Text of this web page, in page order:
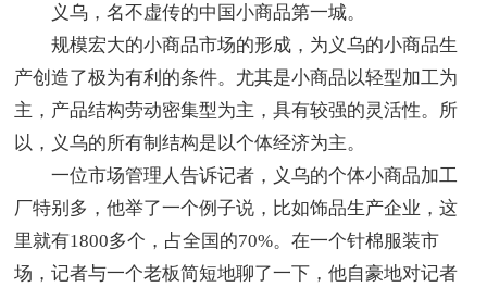
义乌，名不虚传的中国小商品第一城。
规模宏大的小商品市场的形成，为义乌的小商品生
产创造了极为有利的条件。尤其是小商品以轻型加工为
主，产品结构劳动密集型为主，具有较强的灵活性。所
以，义乌的所有制结构是以个体经济为主。
一位市场管理人告诉记者，义乌的个体小商品加工
厂特别多，他举了一个例子说，比如饰品生产企业，这
里就有1800多个，占全国的70%。在一个针棉服装市
场，记者与一个老板简短地聊了一下，他自豪地对记者